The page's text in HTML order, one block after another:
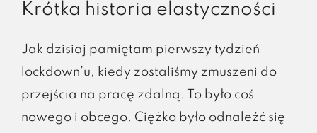
Krótka historia elastyczności
Jak dzisiaj pamiętam pierwszy tydzień
lockdown’u, kiedy zostaliśmy zmuszeni do
przejścia na pracę zdalną. To było coś
nowego i obcego. Ciężko było odnaleźć się